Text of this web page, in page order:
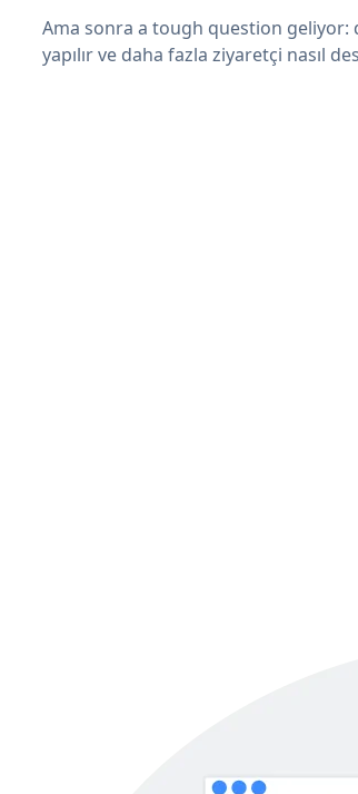
Ama sonra a tough question geliyor:
yapılır ve daha fazla ziyaretçi nasıl